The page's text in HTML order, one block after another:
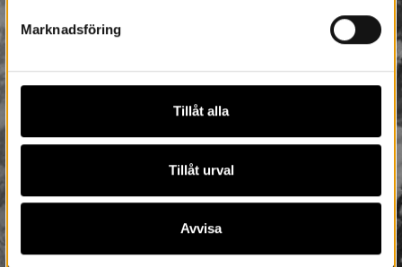
Marknadsföring
Tillåt alla
Tillåt urval
Avvisa